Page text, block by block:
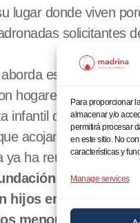
Para proporcionar
almacenar y/o
permitirá procesar
en este sitio. No
características y
Manage services
lugar donde viven
solicitantes
esta
hogares que
infantil desde el
acojan
ya ha reubicado más
Madrina
hijos en diferentes
menores de